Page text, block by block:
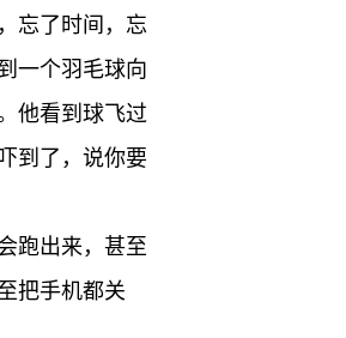
忘了时间，忘
一个羽毛球向
他看到球飞过
到了，说你要
跑出来，甚至
把手机都关